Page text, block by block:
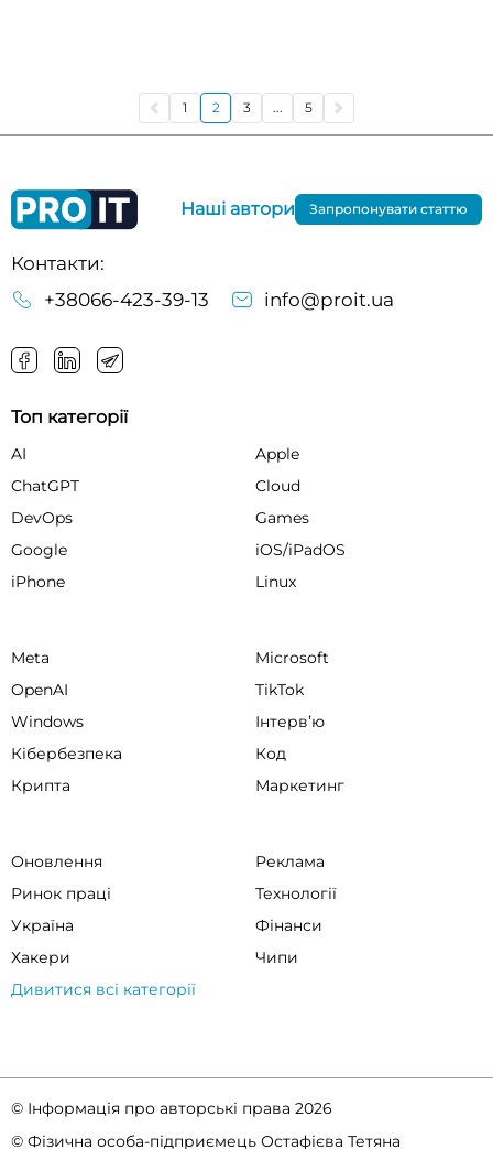
1 2 3 ... 5
Контакти:
+38066-423-39-13
info@proit.ua
Наші автори Запропонувати статтю
Топ категорії
AI
Apple
ChatGPT
Cloud
DevOps
Games
Google
iOS/iPadOS
iPhone
Linux
Meta
Microsoft
OpenAI
TikTok
Windows
Інтервʼю
Кібербезпека
Код
Крипта
Маркетинг
Оновлення
Реклама
Ринок праці
Технології
Україна
Фінанси
Хакери
Чипи
Дивитися всі категорії
© Інформація про авторські права 2026
© Фізична особа-підприємець Остафієва Тетяна